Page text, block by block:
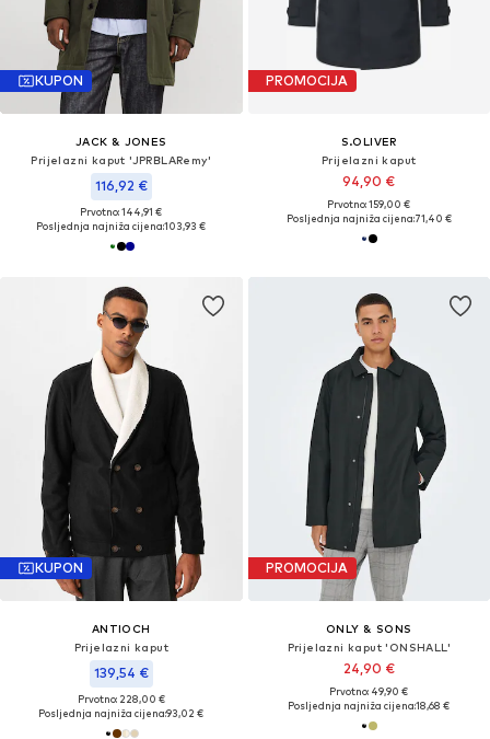
KUPON
JACK & JONES
Prijelazni kaput 'JPRBLARemy'
116,92 €
Prvotno: 144,91 €
Posljednja najniža cijena:103,93 €
PROMOCIJA
S.OLIVER
Prijelazni kaput
94,90 €
Prvotno: 159,00 €
Posljednja najniža cijena:71,40 €
KUPON
ANTIOCH
Prijelazni kaput
139,54 €
Prvotno: 228,00 €
Posljednja najniža cijena:93,02 €
PROMOCIJA
ONLY & SONS
Prijelazni kaput 'ONSHALL'
24,90 €
Prvotno: 49,90 €
Posljednja najniža cijena:18,68 €